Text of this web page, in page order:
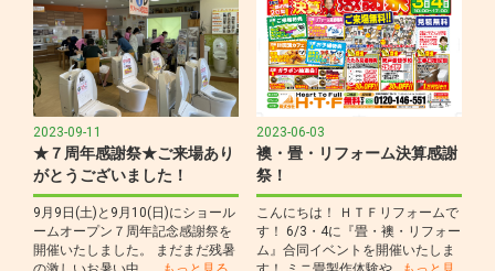
2023-09-11
★７周年感謝祭★ご来場あり
がとうございました！
9月9日(土)と9月10(日)にショール
ームオープン７周年記念感謝祭を
開催いたしました。 まだまだ残暑
2023-06-03
襖・畳・リフォーム決算感謝
祭！
こんにちは！ ＨＴＦリフォームで
す！ 6/3・4に『畳・襖・リフォー
ム』合同イベントを開催いたしま